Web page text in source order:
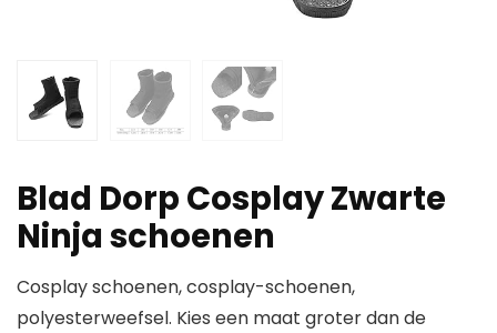
Blad Dorp Cosplay Zwarte
Ninja schoenen
Cosplay schoenen, cosplay-schoenen,
polyesterweefsel. Kies een maat groter dan de